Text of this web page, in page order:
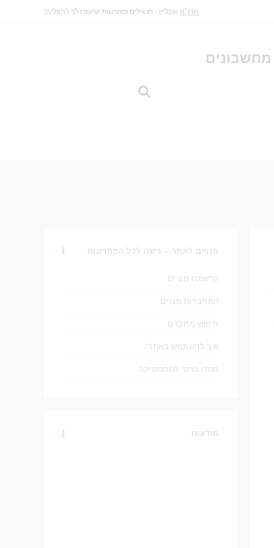
חדו"א אונליין - תרגילים ופתרונות שיעזרו לך להצליח!
מחשבונים
מנויים לאתר – גישה לכל הפתרונות
הרשמת מנויים
התחברות מנויים
חיפוש מתקדם
איך להשתמש באתר?
מורה פרטי למתמטיקה
מודעות